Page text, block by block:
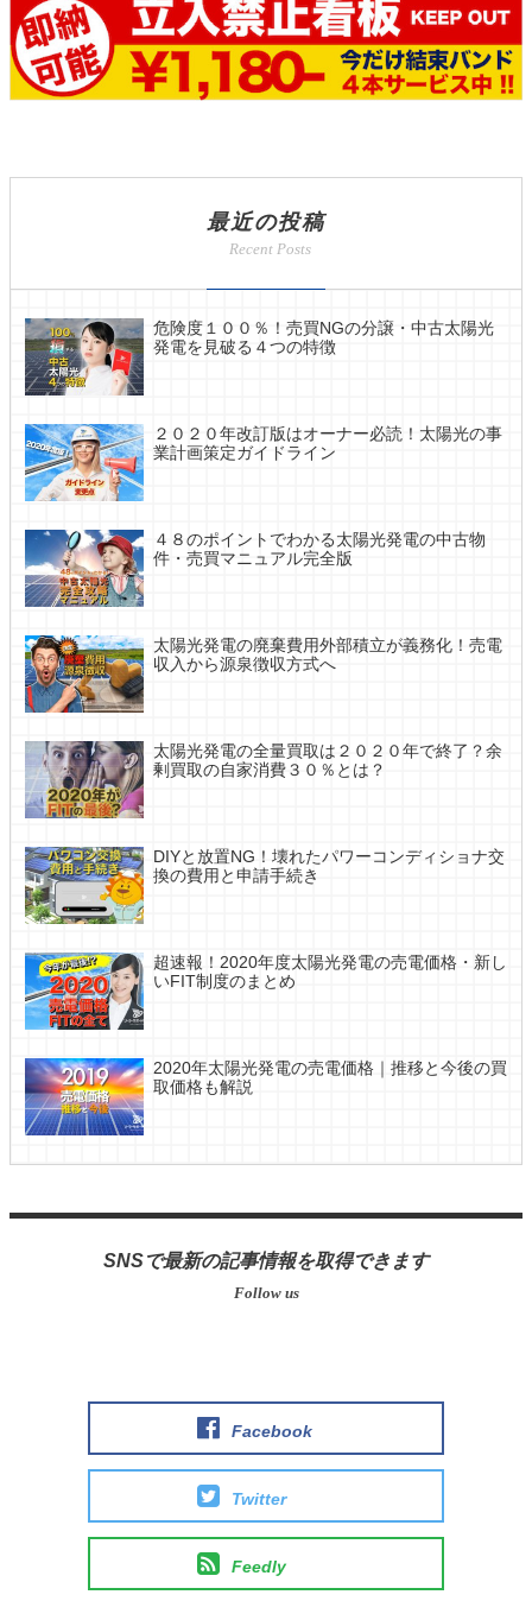
最近の投稿
危険度１００％！売買NGの分譲・中古太陽光
発電を見破る４つの特徴
２０２０年改訂版はオーナー必読！太陽光の事
業計画策定ガイドライン
４８のポイントでわかる太陽光発電の中古物
件・売買マニュアル完全版
太陽光発電の廃棄費用外部積立が義務化！売電
収入から源泉徴収方式へ
太陽光発電の全量買取は２０２０年で終了？余
剰買取の自家消費３０％とは？
DIYと放置NG！壊れたパワーコンディショナ交
換の費用と申請手続き
超速報！2020年度太陽光発電の売電価格・新し
いFIT制度のまとめ
2020年太陽光発電の売電価格｜推移と今後の買
取価格も解説
SNSで最新の記事情報を取得できます
Facebook
Twitter
Feedly